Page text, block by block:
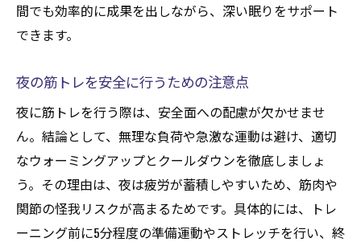
間でも効率的に成果を出しながら、深い眠りをサポート
できます。
夜の筋トレを安全に行うための注意点
夜に筋トレを行う際は、安全面への配慮が欠かせませ
ん。結論として、無理な負荷や急激な運動は避け、適切
なウォーミングアップとクールダウンを徹底しましょ
う。その理由は、夜は疲労が蓄積しやすいため、筋肉や
関節の怪我リスクが高まるためです。具体的には、トレ
ーニング前に5分程度の準備運動やストレッチを行い、終